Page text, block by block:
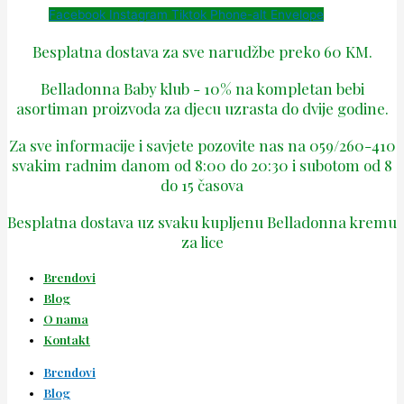
Facebook Instagram Tiktok Phone-alt Envelope
Besplatna dostava za sve narudžbe preko 60 KM.
Belladonna Baby klub - 10% na kompletan bebi
asortiman proizvoda za djecu uzrasta do dvije godine.
Za sve informacije i savjete pozovite nas na 059/260-410
svakim radnim danom od 8:00 do 20:30 i subotom od 8
do 15 časova
Besplatna dostava uz svaku kupljenu Belladonna kremu
za lice
Brendovi
Blog
O nama
Kontakt
Brendovi
Blog